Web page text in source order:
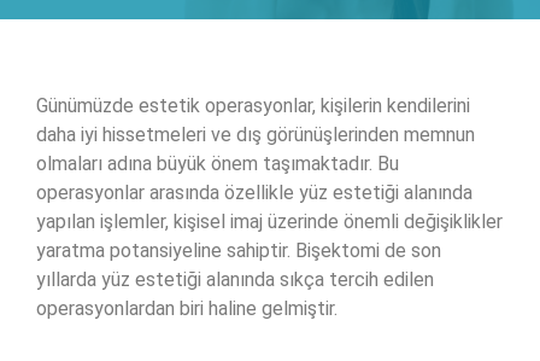
Günümüzde estetik operasyonlar, kişilerin kendilerini
daha iyi hissetmeleri ve dış görünüşlerinden memnun
olmaları adına büyük önem taşımaktadır. Bu
operasyonlar arasında özellikle yüz estetiği alanında
yapılan işlemler, kişisel imaj üzerinde önemli değişiklikler
yaratma potansiyeline sahiptir. Bişektomi de son
yıllarda yüz estetiği alanında sıkça tercih edilen
operasyonlardan biri haline gelmiştir.